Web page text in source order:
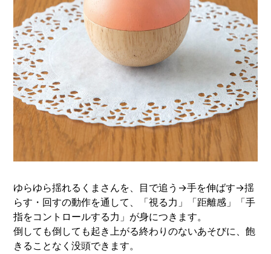
ゆらゆら揺れるくまさんを、目で追う→手を伸ばす→揺
らす・回すの動作を通して、「視る力」「距離感」「手
指をコントロールする力」が身につきます。
倒しても倒しても起き上がる終わりのないあそびに、飽
きることなく没頭できます。